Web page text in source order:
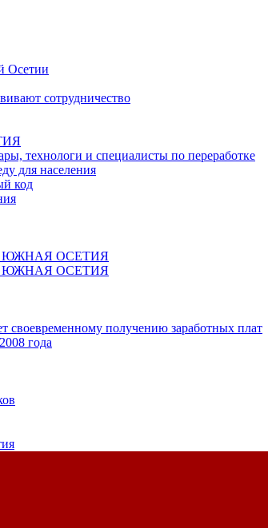
Осетии
сотрудничество
технологи и специалисты по переработке
для населения
код
ЮЖНАЯ ОСЕТИЯ
ЮЖНАЯ ОСЕТИЯ
своевременному получению заработных плат
года